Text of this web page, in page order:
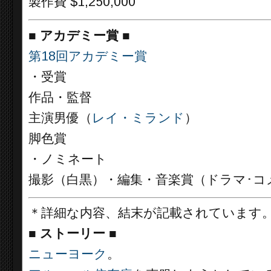
■ アカデミー賞 ■
第18回アカデミー賞
・受賞
作品・監督
主演男優（ レイ・ミランド ）
脚色賞
・ノミネート
撮影（白黒）・編集・音楽賞（ドラマ･コ
＊詳細な内容、結末が記載されています。
■ ストーリー ■
ニューヨーク 。